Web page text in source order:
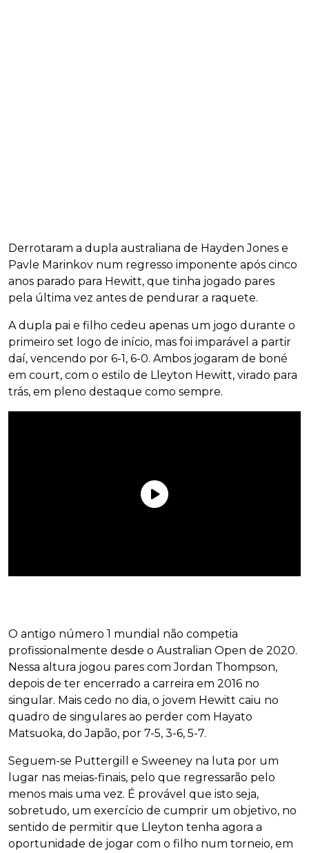
Derrotaram a dupla australiana de Hayden Jones e
Pavle Marinkov num regresso imponente após cinco
anos parado para Hewitt, que tinha jogado pares
pela última vez antes de pendurar a raquete.
A dupla pai e filho cedeu apenas um jogo durante o
primeiro set logo de início, mas foi imparável a partir
daí, vencendo por 6-1, 6-0. Ambos jogaram de boné
em court, com o estilo de Lleyton Hewitt, virado para
trás, em pleno destaque como sempre.
O antigo número 1 mundial não competia
profissionalmente desde o Australian Open de 2020.
Nessa altura jogou pares com Jordan Thompson,
depois de ter encerrado a carreira em 2016 no
singular. Mais cedo no dia, o jovem Hewitt caiu no
quadro de singulares ao perder com Hayato
Matsuoka, do Japão, por 7-5, 3-6, 5-7.
Seguem-se Puttergill e Sweeney na luta por um
lugar nas meias-finais, pelo que regressarão pelo
menos mais uma vez. É provável que isto seja,
sobretudo, um exercício de cumprir um objetivo, no
sentido de permitir que Lleyton tenha agora a
oportunidade de jogar com o filho num torneio, em